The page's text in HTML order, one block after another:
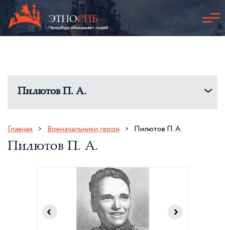
Пилютов П. А.
Главная Военачальники, герои Пилютов П. А.
Пилютов П. А.